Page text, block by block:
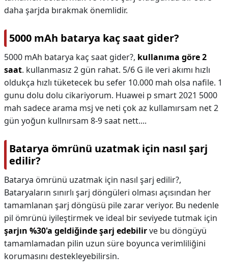
daha şarjda bırakmak önemlidir.
5000 mAh batarya kaç saat gider?
5000 mAh batarya kaç saat gider?, kullanıma göre 2
saat. kullanmasız 2 gün rahat. 5/6 G ile veri akımı hızlı
oldukça hızlı tüketecek bu sefer 10.000 mah olsa nafile. 1
gunu dolu dolu cikariyorum. Huawei p smart 2021 5000
mah sadece arama msj ve neti çok az kullamırsam net 2
gün yoğun kullnırsam 8-9 saat nett....
Batarya ömrünü uzatmak için nasıl şarj
edilir?
Batarya ömrünü uzatmak için nasıl şarj edilir?,
Bataryaların sınırlı şarj döngüleri olması açısından her
tamamlanan şarj döngüsü pile zarar veriyor. Bu nedenle
pil ömrünü iyileştirmek ve ideal bir seviyede tutmak için
şarjın %30'a geldiğinde şarj edebilirve bu döngüyü
tamamlamadan pilin uzun süre boyunca verimliliğini
korumasını destekleyebilirsin.